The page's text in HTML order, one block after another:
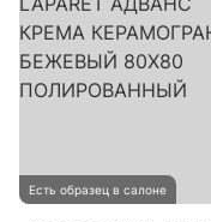
Есть образец в салоне